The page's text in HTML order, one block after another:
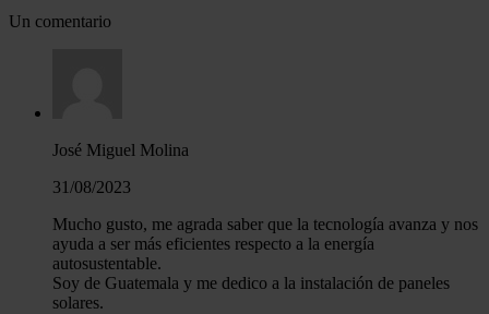
Un comentario
José Miguel Molina
31/08/2023
Mucho gusto, me agrada saber que la tecnología avanza y nos
ayuda a ser más eficientes respecto a la energía
autosustentable.
Soy de Guatemala y me dedico a la instalación de paneles
solares.